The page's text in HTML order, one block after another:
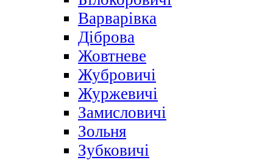
Варварівка
Діброва
Жовтневе
Жубровичі
Журжевичі
Замисловичі
Зольня
Зубковичі